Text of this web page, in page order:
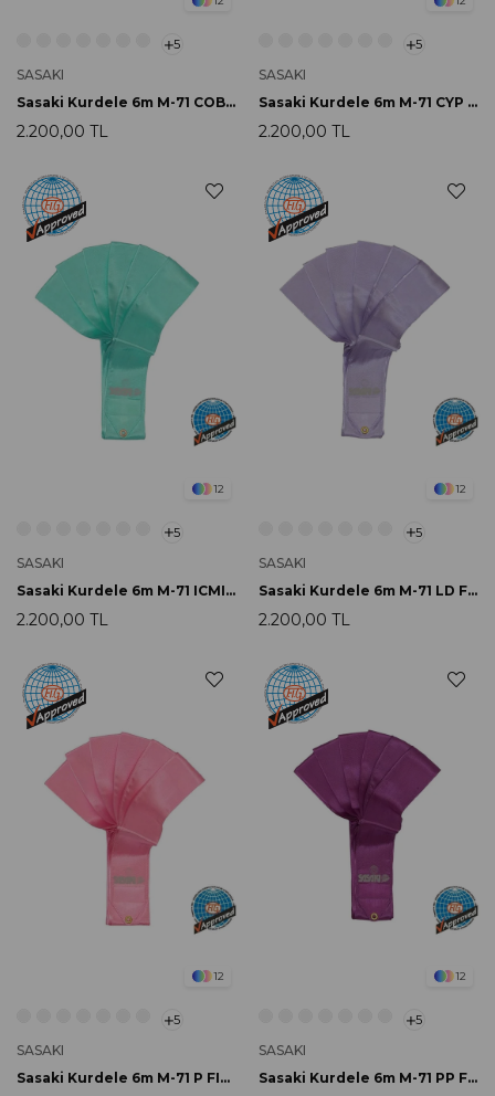
5
SASAKI
Sasaki Kurdele 6m M-71 COBU FIG Onaylı
2.200,00 TL
5
SASAKI
Sasaki Kurdele 6m M-71 CYP FIG Onaylı
2.200,00 TL
12
5
SASAKI
Sasaki Kurdele 6m M-71 ICMI FIG Onaylı
2.200,00 TL
12
5
SASAKI
Sasaki Kurdele 6m M-71 LD FIG Onaylı
2.200,00 TL
12
5
SASAKI
Sasaki Kurdele 6m M-71 P FIG Onaylı
12
5
SASAKI
Sasaki Kurdele 6m M-71 PP FIG Onaylı